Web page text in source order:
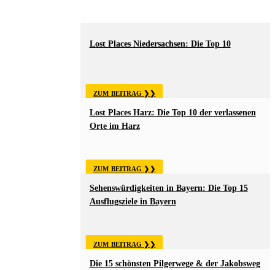
Lost Places Niedersachsen: Die Top 10
ZUM BEITRAG
Lost Places Harz: Die Top 10 der verlassenen
Orte im Harz
ZUM BEITRAG
Sehenswürdigkeiten in Bayern: Die Top 15
Ausflugsziele in Bayern
ZUM BEITRAG
Die 15 schönsten Pilgerwege & der Jakobsweg